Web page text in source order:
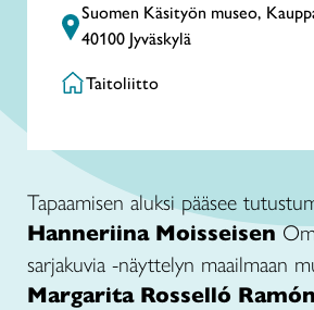
Suomen Käsityön museo,
40100 Jyväskylä
Taitoliitto
Tapaamisen aluksi pääsee
Hanneriina Moisseisen
sarjakuvia -näyttelyn maailmaan
Margarita Rosselló